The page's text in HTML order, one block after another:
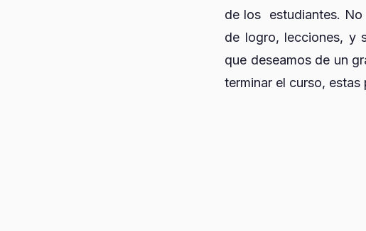
de los estudiantes. No
de logro, lecciones, y
que deseamos de un
terminar el curso, estas